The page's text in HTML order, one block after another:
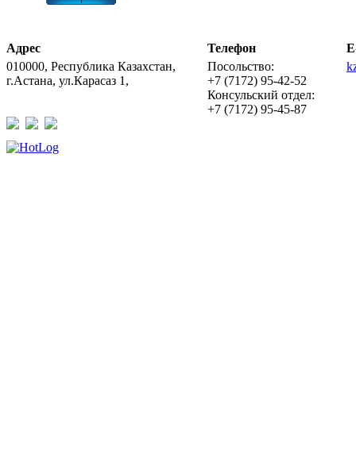
Адрес
010000, Республика Казахстан,
г.Астана, ул.Карасаз 1,
Телефон
Посольство:
+7 (7172) 95-42-52
Консульский отдел:
+7 (7172) 95-45-87